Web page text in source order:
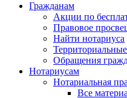
Гражданам
Акции по
Правовое
Найти нотариуса
Обращения
Нотариусам
Нотариальная
Все